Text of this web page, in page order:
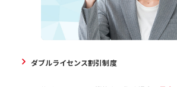
ダブルライセンス割引制度